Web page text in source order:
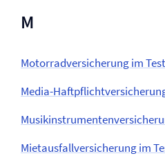
M
Motorrad­versicherung im Test
Media-
Mietausfall­versicherung im